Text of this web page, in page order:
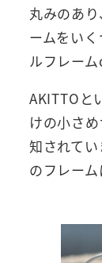
丸みのあ
ームをい
ルフレー
AKITTOと
けの小さ
知されて
のフレーム